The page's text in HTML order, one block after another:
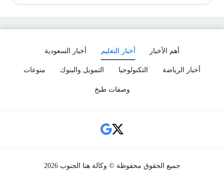
أهم الأخبار أخبار التعليم أخبار السعودية
أخبار الرياضة التكنولوجيا التمويل والبنوك منوعات
وصفات طبخ
Social Links
جميع الحقوق محفوظة © وكالة هنا الجنوب 2026